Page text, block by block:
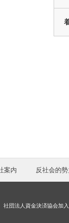
案内 反社会的
団法人資金決済協会加